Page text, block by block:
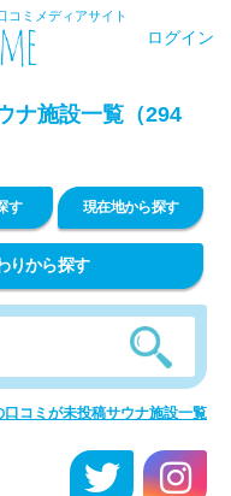
コミメディアサイト
ログイン
ナ施設一覧（294
す 現在地から探す
りから探す
口コミが未投稿サウナ施設一覧